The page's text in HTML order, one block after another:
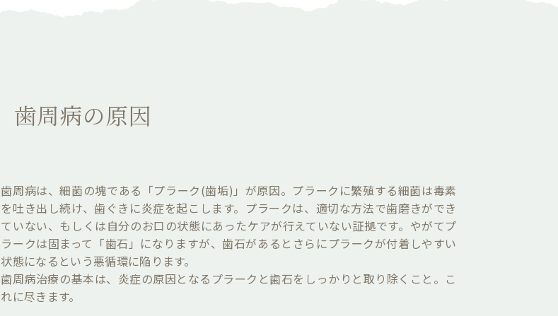
歯周病の原因
歯周病は、細菌の塊である「プラーク(歯垢)」が原因。プラークに繁殖する細菌は毒素
を吐き出し続け、歯ぐきに炎症を起こします。プラークは、適切な方法で歯磨きができ
ていない、もしくは自分のお口の状態にあったケアが行えていない証拠です。やがてプ
ラークは固まって「歯石」になりますが、歯石があるとさらにプラークが付着しやすい
状態になるという悪循環に陥ります。
歯周病治療の基本は、炎症の原因となるプラークと歯石をしっかりと取り除くこと。こ
れに尽きます。